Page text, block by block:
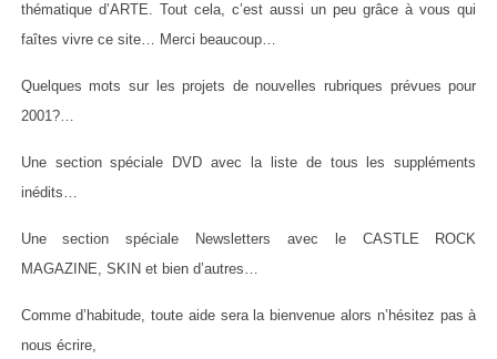
thématique d’ARTE. Tout cela, c’est aussi un peu grâce à vous qui
faîtes vivre ce site… Merci beaucoup…
Quelques mots sur les projets de nouvelles rubriques prévues pour
2001?…
Une section spéciale DVD avec la liste de tous les suppléments
inédits…
Une section spéciale Newsletters avec le CASTLE ROCK
MAGAZINE, SKIN et bien d’autres…
Comme d’habitude, toute aide sera la bienvenue alors n’hésitez pas à
nous écrire,